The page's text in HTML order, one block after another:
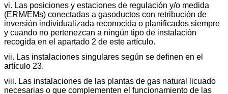
vi. Las posiciones y estaciones de regulación y/o medida
(ERM/EMs) conectadas a gasoductos con retribución de
inversión individualizada reconocida o planificados siempre
y cuando no pertenezcan a ningún tipo de instalación
recogida en el apartado 2 de este artículo.
vii. Las instalaciones singulares según se definen en el
artículo 23.
viii. Las instalaciones de las plantas de gas natural licuado
necesarias o que complementen el funcionamiento de las